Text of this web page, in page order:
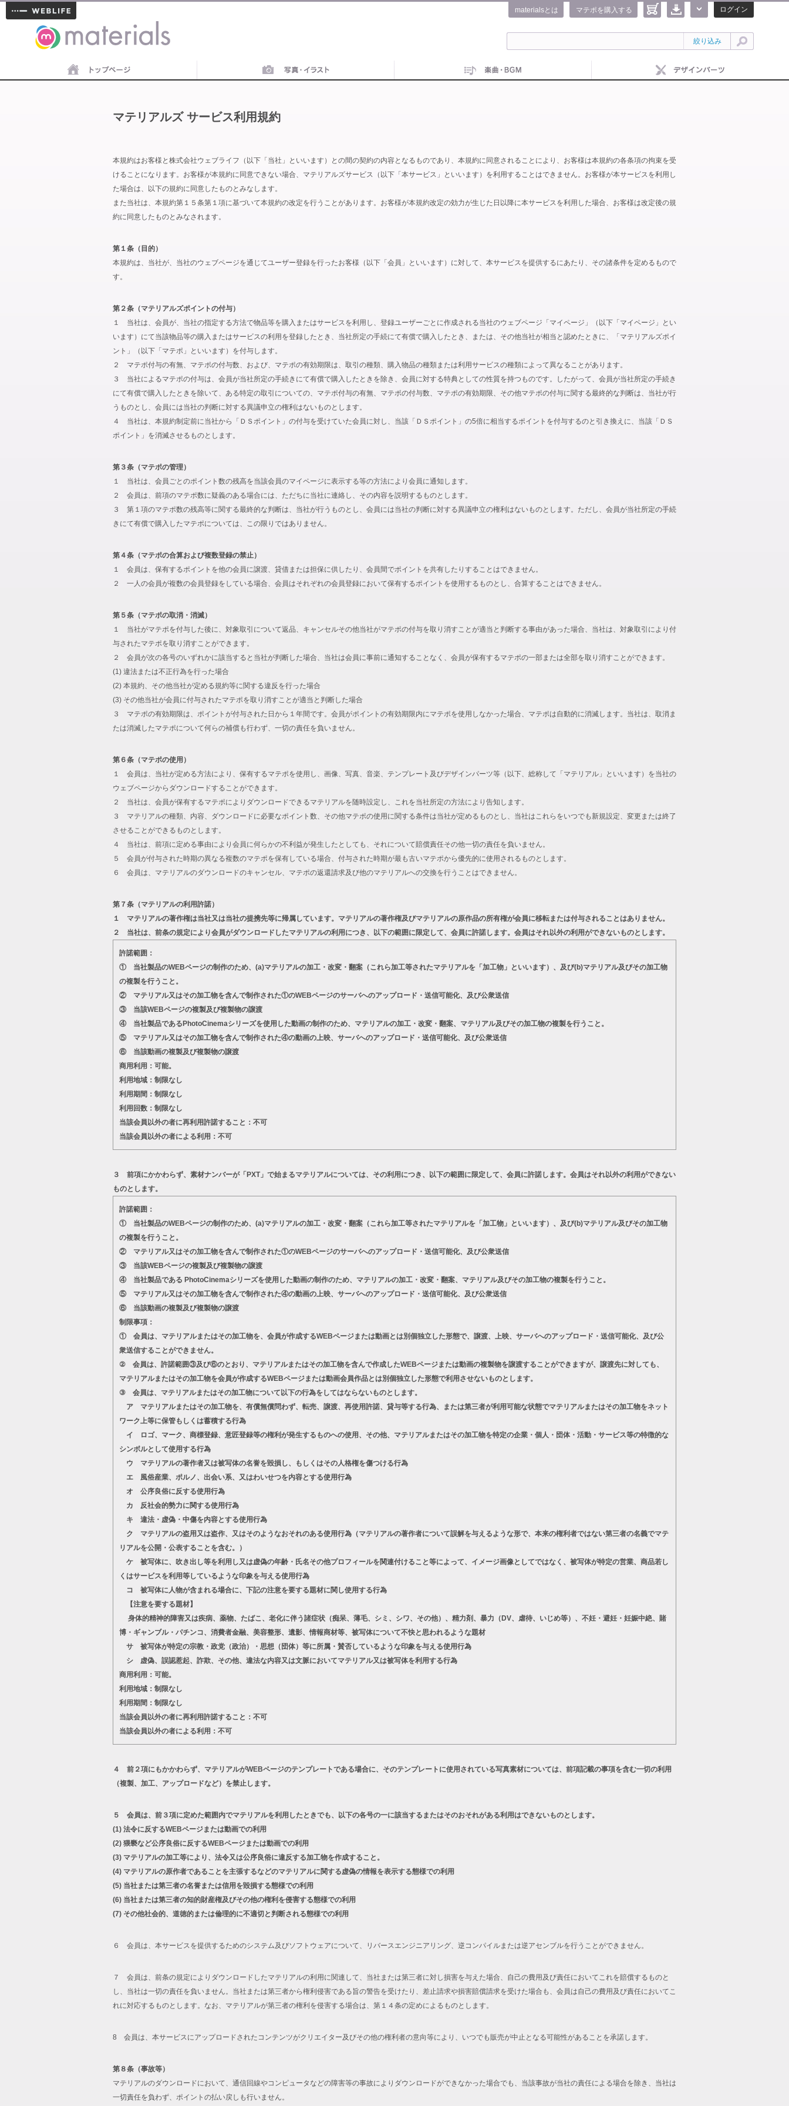
materials
ログイン
マテポを購入する
materialsとは
絞り込み
マテリアルズ サービス利用規約
本規約はお客様と株式会社ウェブライフ（以下「当社」といいます）との間の契約の内容となるものであり、本規約に同意されることにより、お客様は本規約の各条項の拘束を受
けることになります。お客様が本規約に同意できない場合、マテリアルズサービス（以下「本サービス」といいます）を利用することはできません。お客様が本サービスを利用し
た場合は、以下の規約に同意したものとみなします。
また当社は、本規約第１５条第１項に基づいて本規約の改定を行うことがあります。お客様が本規約改定の効力が生じた日以降に本サービスを利用した場合、お客様は改定後の規
約に同意したものとみなされます。
第１条（目的）
本規約は、当社が、当社のウェブページを通じてユーザー登録を行ったお客様（以下「会員」といいます）に対して、本サービスを提供するにあたり、その諸条件を定めるもので
す。
第２条（マテリアルズポイントの付与）
１ 当社は、会員が、当社の指定する方法で物品等を購入またはサービスを利用し、登録ユーザーごとに作成される当社のウェブページ「マイページ」（以下「マイページ」とい
います）にて当該物品等の購入またはサービスの利用を登録したとき、当社所定の手続にて有償で購入したとき、または、その他当社が相当と認めたときに、「マテリアルズポイ
ント」（以下「マテポ」といいます）を付与します。
２ マテポ付与の有無、マテポの付与数、および、マテポの有効期限は、取引の種類、購入物品の種類または利用サービスの種類によって異なることがあります。
３ 当社によるマテポの付与は、会員が当社所定の手続きにて有償で購入したときを除き、会員に対する特典としての性質を持つものです。したがって、会員が当社所定の手続き
にて有償で購入したときを除いて、ある特定の取引についての、マテポ付与の有無、マテポの付与数、マテポの有効期限、その他マテポの付与に関する最終的な判断は、当社が行
うものとし、会員には当社の判断に対する異議申立の権利はないものとします。
４ 当社は、本規約制定前に当社から「ＤＳポイント」の付与を受けていた会員に対し、当該「ＤＳポイント」の5倍に相当するポイントを付与するのと引き換えに、当該「ＤＳ
ポイント」を消滅させるものとします。
第３条（マテポの管理）
１ 当社は、会員ごとのポイント数の残高を当該会員のマイページに表示する等の方法により会員に通知します。
２ 会員は、前項のマテポ数に疑義のある場合には、ただちに当社に連絡し、その内容を説明するものとします。
３ 第１項のマテポ数の残高等に関する最終的な判断は、当社が行うものとし、会員には当社の判断に対する異議申立の権利はないものとします。ただし、会員が当社所定の手続
きにて有償で購入したマテポについては、この限りではありません。
第４条（マテポの合算および複数登録の禁止）
１ 会員は、保有するポイントを他の会員に譲渡、貸借または担保に供したり、会員間でポイントを共有したりすることはできません。
２ 一人の会員が複数の会員登録をしている場合、会員はそれぞれの会員登録において保有するポイントを使用するものとし、合算することはできません。
第５条（マテポの取消・消滅）
１ 当社がマテポを付与した後に、対象取引について返品、キャンセルその他当社がマテポの付与を取り消すことが適当と判断する事由があった場合、当社は、対象取引により付
与されたマテポを取り消すことができます。
２ 会員が次の各号のいずれかに該当すると当社が判断した場合、当社は会員に事前に通知することなく、会員が保有するマテポの一部または全部を取り消すことができます。
(1) 違法または不正行為を行った場合
(2) 本規約、その他当社が定める規約等に関する違反を行った場合
(3) その他当社が会員に付与されたマテポを取り消すことが適当と判断した場合
３ マテポの有効期限は、ポイントが付与された日から１年間です。会員がポイントの有効期限内にマテポを使用しなかった場合、マテポは自動的に消滅します。当社は、取消ま
たは消滅したマテポについて何らの補償も行わず、一切の責任を負いません。
第６条（マテポの使用）
１ 会員は、当社が定める方法により、保有するマテポを使用し、画像、写真、音楽、テンプレート及びデザインパーツ等（以下、総称して「マテリアル」といいます）を当社の
ウェブページからダウンロードすることができます。
２ 当社は、会員が保有するマテポによりダウンロードできるマテリアルを随時設定し、これを当社所定の方法により告知します。
３ マテリアルの種類、内容、ダウンロードに必要なポイント数、その他マテポの使用に関する条件は当社が定めるものとし、当社はこれらをいつでも新規設定、変更または終了
させることができるものとします。
４ 当社は、前項に定める事由により会員に何らかの不利益が発生したとしても、それについて賠償責任その他一切の責任を負いません。
５ 会員が付与された時期の異なる複数のマテポを保有している場合、付与された時期が最も古いマテポから優先的に使用されるものとします。
６ 会員は、マテリアルのダウンロードのキャンセル、マテポの返還請求及び他のマテリアルへの交換を行うことはできません。
第７条（マテリアルの利用許諾）
１ マテリアルの著作権は当社又は当社の提携先等に帰属しています。マテリアルの著作権及びマテリアルの原作品の所有権が会員に移転または付与されることはありません。
２ 当社は、前条の規定により会員がダウンロードしたマテリアルの利用につき、以下の範囲に限定して、会員に許諾します。会員はそれ以外の利用ができないものとします。
許諾範囲：
① 当社製品のWEBページの制作のため、(a)マテリアルの加工・改変・翻案（これら加工等されたマテリアルを「加工物」といいます）、及び(b)マテリアル及びその加工物
の複製を行うこと。
② マテリアル又はその加工物を含んで制作された①のWEBページのサーバへのアップロード・送信可能化、及び公衆送信
③ 当該WEBページの複製及び複製物の譲渡
④ 当社製品であるPhotoCinemaシリーズを使用した動画の制作のため、マテリアルの加工・改変・翻案、マテリアル及びその加工物の複製を行うこと。
⑤ マテリアル又はその加工物を含んで制作された④の動画の上映、サーバへのアップロード・送信可能化、及び公衆送信
⑥ 当該動画の複製及び複製物の譲渡
商用利用：可能。
利用地域：制限なし
利用期間：制限なし
利用回数：制限なし
当該会員以外の者に再利用許諾すること：不可
当該会員以外の者による利用：不可
３ 前項にかかわらず、素材ナンバーが「PXT」で始まるマテリアルについては、その利用につき、以下の範囲に限定して、会員に許諾します。会員はそれ以外の利用ができない
ものとします。
許諾範囲：
① 当社製品のWEBページの制作のため、(a)マテリアルの加工・改変・翻案（これら加工等されたマテリアルを「加工物」といいます）、及び(b)マテリアル及びその加工物
の複製を行うこと。
② マテリアル又はその加工物を含んで制作された①のWEBページのサーバへのアップロード・送信可能化、及び公衆送信
③ 当該WEBページの複製及び複製物の譲渡
④ 当社製品である PhotoCinemaシリーズを使用した動画の制作のため、マテリアルの加工・改変・翻案、マテリアル及びその加工物の複製を行うこと。
⑤ マテリアル又はその加工物を含んで制作された④の動画の上映、サーバへのアップロード・送信可能化、及び公衆送信
⑥ 当該動画の複製及び複製物の譲渡
制限事項：
① 会員は、マテリアルまたはその加工物を、会員が作成するWEBページまたは動画とは別個独立した形態で、譲渡、上映、サーバへのアップロード・送信可能化、及び公
衆送信することができません。
② 会員は、許諾範囲③及び⑥のとおり、マテリアルまたはその加工物を含んで作成したWEBページまたは動画の複製物を譲渡することができますが、譲渡先に対しても、
マテリアルまたはその加工物を会員が作成するWEBページまたは動画会員作品とは別個独立した形態で利用させないものとします。
③ 会員は、マテリアルまたはその加工物について以下の行為をしてはならないものとします。
ア マテリアルまたはその加工物を、有償無償問わず、転売、譲渡、再使用許諾、貸与等する行為、または第三者が利用可能な状態でマテリアルまたはその加工物をネット
ワーク上等に保管もしくは蓄積する行為
イ ロゴ、マーク、商標登録、意匠登録等の権利が発生するものへの使用、その他、マテリアルまたはその加工物を特定の企業・個人・団体・活動・サービス等の特徴的な
シンボルとして使用する行為
ウ マテリアルの著作者又は被写体の名誉を毀損し、もしくはその人格権を傷つける行為
エ 風俗産業、ポルノ、出会い系、又はわいせつを内容とする使用行為
オ 公序良俗に反する使用行為
カ 反社会的勢力に関する使用行為
キ 違法・虚偽・中傷を内容とする使用行為
ク マテリアルの盗用又は盗作、又はそのようなおそれのある使用行為（マテリアルの著作者について誤解を与えるような形で、本来の権利者ではない第三者の名義でマテ
リアルを公開・公表することを含む。）
ケ 被写体に、吹き出し等を利用し又は虚偽の年齢・氏名その他プロフィールを関連付けること等によって、イメージ画像としてではなく、被写体が特定の営業、商品若し
くはサービスを利用等しているような印象を与える使用行為
コ 被写体に人物が含まれる場合に、下記の注意を要する題材に関し使用する行為
【注意を要する題材】
身体的精神的障害又は疾病、薬物、たばこ、老化に伴う諸症状（痴呆、薄毛、シミ、シワ、その他）、精力剤、暴力（DV、虐待、いじめ等）、不妊・避妊・妊娠中絶、賭
博・ギャンブル・パチンコ、消費者金融、美容整形、遺影、情報商材等、被写体について不快と思われるような題材
サ 被写体が特定の宗教・政党（政治）・思想（団体）等に所属・賛否しているような印象を与える使用行為
シ 虚偽、誤認惹起、詐欺、その他、違法な内容又は文脈においてマテリアル又は被写体を利用する行為
商用利用：可能。
利用地域：制限なし
利用期間：制限なし
当該会員以外の者に再利用許諾すること：不可
当該会員以外の者による利用：不可
４ 前２項にもかかわらず、マテリアルがWEBページのテンプレートである場合に、そのテンプレートに使用されている写真素材については、前項記載の事項を含む一切の利用
（複製、加工、アップロードなど）を禁止します。
５ 会員は、前３項に定めた範囲内でマテリアルを利用したときでも、以下の各号の一に該当するまたはそのおそれがある利用はできないものとします。
(1) 法令に反するWEBページまたは動画での利用
(2) 猥褻など公序良俗に反するWEBページまたは動画での利用
(3) マテリアルの加工等により、法令又は公序良俗に違反する加工物を作成すること。
(4) マテリアルの原作者であることを主張するなどのマテリアルに関する虚偽の情報を表示する態様での利用
(5) 当社または第三者の名誉または信用を毀損する態様での利用
(6) 当社または第三者の知的財産権及びその他の権利を侵害する態様での利用
(7) その他社会的、道徳的または倫理的に不適切と判断される態様での利用
６ 会員は、本サービスを提供するためのシステム及びソフトウェアについて、リバースエンジニアリング、逆コンパイルまたは逆アセンブルを行うことができません。
７ 会員は、前条の規定によりダウンロードしたマテリアルの利用に関連して、当社または第三者に対し損害を与えた場合、自己の費用及び責任においてこれを賠償するものと
し、当社は一切の責任を負いません。当社または第三者から権利侵害である旨の警告を受けたり、差止請求や損害賠償請求を受けた場合も、会員は自己の費用及び責任においてこ
れに対応するものとします。なお、マテリアルが第三者の権利を侵害する場合は、第１４条の定めによるものとします。
8 会員は、本サービスにアップロードされたコンテンツがクリエイター及びその他の権利者の意向等により、いつでも販売が中止となる可能性があることを承諾します。
第８条（事故等）
マテリアルのダウンロードにおいて、通信回線やコンピュータなどの障害等の事故によりダウンロードができなかった場合でも、当該事故が当社の責任による場合を除き、当社は
一切責任を負わず、ポイントの払い戻しも行いません。